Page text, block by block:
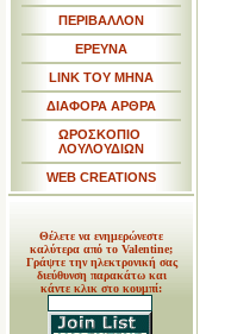
ΠΕΡΙΒΑΛΛΟΝ
ΕΡΕΥΝΑ
LINK TOY MHNA
ΔΙΑΦΟΡΑ ΑΡΘΡΑ
ΩΡΟΣΚΟΠΙΟ
ΛΟΥΛΟΥΔΙΩΝ
WEB CREATIONS
Θέλετε να ενημερώνεστε
καλύτερα από το Valentine;
Γράψτε την ηλεκτρονική σας
διεύθυνση παρακάτω και
κάντε κλικ στο κουμπί: